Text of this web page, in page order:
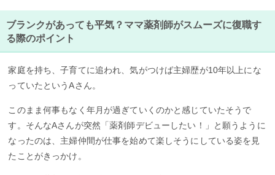
ブランクがあっても平気？ママ薬剤師がスムーズに復職す
る際のポイント
家庭を持ち、子育てに追われ、気がつけば主婦歴が10年以上にな
っていたというAさん。
このまま何事もなく年月が過ぎていくのかと感じていたそうで
す。そんなAさんが突然「薬剤師デビューしたい！」と願うように
なったのは、主婦仲間が仕事を始めて楽しそうにしている姿を見
たことがきっかけ。